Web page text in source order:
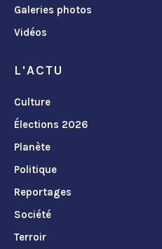
Galeries photos
Vidéos
L'ACTU
Culture
Élections 2026
Planète
Politique
Reportages
Société
Terroir